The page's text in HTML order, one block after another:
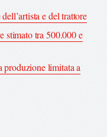
e del trattore
stimato tra 500.000 e
produzione limitata a